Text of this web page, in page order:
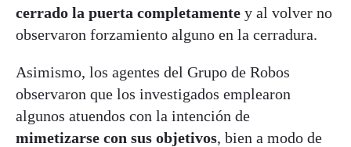
cerrado la puerta completamente y al volver no
observaron forzamiento alguno en la cerradura.
Asimismo, los agentes del Grupo de Robos
observaron que los investigados emplearon
algunos atuendos con la intención de
mimetizarse con sus objetivos, bien a modo de